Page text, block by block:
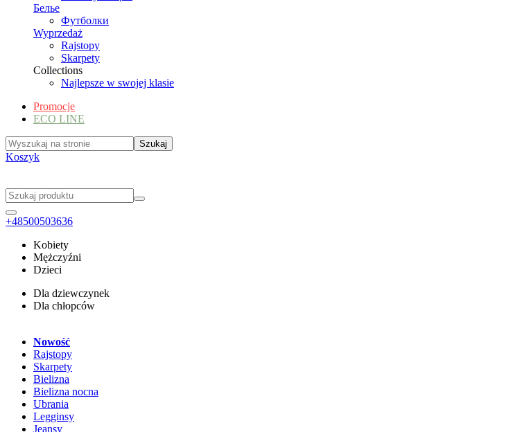
Белье
Футболки
Wyprzedaż
Rajstopy
Skarpety
Collections
Najlepsze w swojej klasie
Promocje
ECO LINE
Koszyk
+48500503636
Kobiety
Mężczyźni
Dzieci
Dla dziewczynek
Dla chłopców
Nowość
Rajstopy
Skarpety
Bielizna
Bielizna nocna
Ubrania
Legginsy
Jeansy